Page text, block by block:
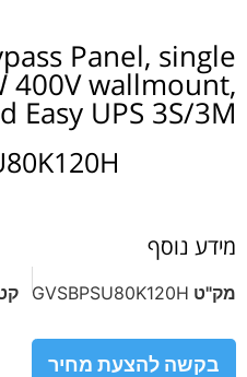
Panel, single
400V wallmount,
Easy UPS 3S/3M
מידע נוסף
מק"ט GVSBPSU80K120H
בקשה להצעת מחיר